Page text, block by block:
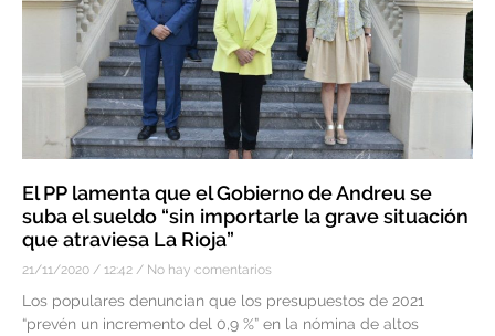
El PP lamenta que el Gobierno de Andreu se
suba el sueldo “sin importarle la grave situación
que atraviesa La Rioja”
21/11/2020 12:42 No hay comentarios
Los populares denuncian que los presupuestos de 2021
“prevén un incremento del 0,9 %” en la nómina de altos